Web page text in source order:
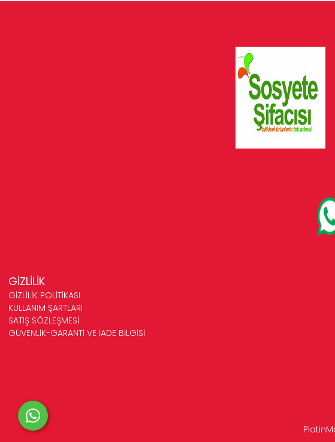
GİZLİLİK
GİZLİLİK POLİTİKASI
KULLANIM ŞARTLARI
SATIŞ SÖZLEŞMESİ
GÜVENLİK-GARANTİ VE İADE BİLGİSİ